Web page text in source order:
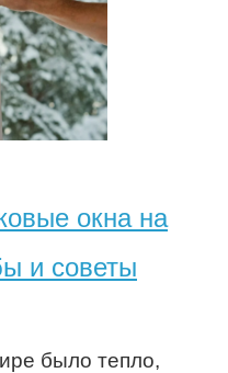
окна на
и советы
было тепло,